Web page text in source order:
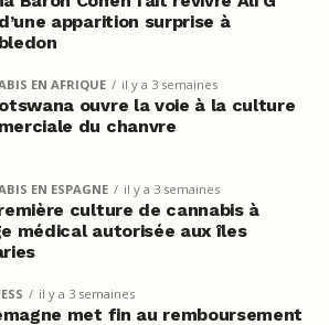
apparition surprise à
EN AFRIQUE il y a 3 semaines
ouvre la voie à la culture
du chanvre
EN ESPAGNE il y a 3 semaines
culture de cannabis à
médical autorisée aux îles
il y a 3 semaines
met fin au remboursement